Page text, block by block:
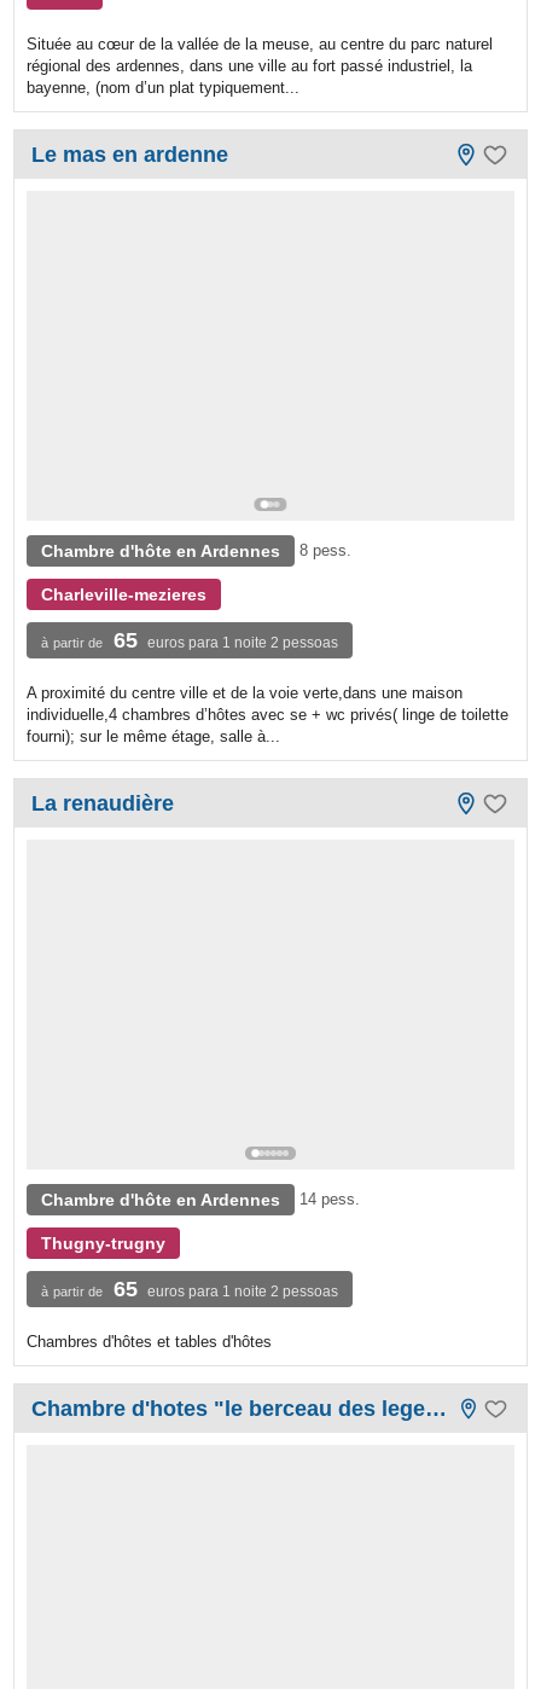
Située au cœur de la vallée de la meuse, au centre du parc naturel
régional des ardennes, dans une ville au fort passé industriel, la
bayenne, (nom d’un plat typiquement...
Le mas en ardenne
Chambre d'hôte en Ardennes 8 pess.
Charleville-mezieres
à partir de 65 euros para 1 noite 2 pessoas
A proximité du centre ville et de la voie verte,dans une maison
individuelle,4 chambres d’hôtes avec se + wc privés( linge de toilette
fourni); sur le même étage, salle à...
La renaudière
Chambre d'hôte en Ardennes 14 pess.
Thugny-trugny
à partir de 65 euros para 1 noite 2 pessoas
Chambres d'hôtes et tables d'hôtes
Chambre d'hotes "le berceau des legendes"